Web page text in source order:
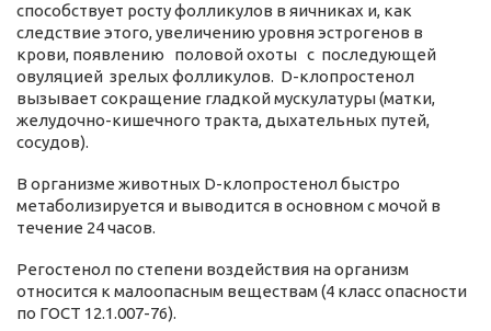
способствует росту фолликулов в яичниках и, как
следствие этого, увеличению уровня эстрогенов в
крови, появлению половой охоты с последующей
овуляцией зрелых фолликулов. D-клопростенол
вызывает сокращение гладкой мускулатуры (матки,
желудочно-кишечного тракта, дыхательных путей,
сосудов).
В организме животных D-клопростенол быстро
метаболизируется и выводится в основном с мочой в
течение 24 часов.
Регостенол по степени воздействия на организм
относится к малоопасным веществам (4 класс опасности
по ГОСТ 12.1.007-76).